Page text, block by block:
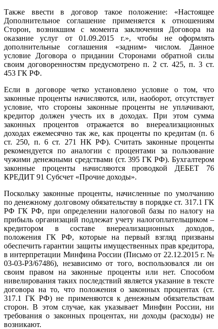
Также ввести в договор такое положение: «Настоящее
Дополнительное соглашение применяется к отношениям
Сторон, возникшим с момента заключения Договора на
оказание услуг от 01.09.2015 г.», чтобы не оформлять
дополнительные соглашения «задним» числом. Данное
условие Договора о придании Сторонами обратной силы
своим договоренностям предусмотрено п. 2 ст. 425, п. 3 ст.
453 ГК РФ.
Если в договоре четко установлено условие о том, что
законные проценты начисляются, или, наоборот, отсутствует
условие, что стороны законные проценты не уплачивают,
кредитор должен учесть их в доходах. При этом сумма
законных процентов отражается во внереализационных
доходах ежемесячно так же, как проценты по кредитам (п. 6
ст. 250, п. 6 ст. 271 НК РФ). Считать законные проценты
рекомендуется по аналогии с процентами за пользование
чужими денежными средствами (ст. 395 ГК РФ). Бухгалтером
законные проценты начисляются проводкой ДЕБЕТ 76
КРЕДИТ 91 Субсчет «Прочие доходы».
Поскольку законные проценты, начисленные по умолчанию
по денежному долговому обязательству в порядке ст. 317.1 ГК
РФ ГК РФ, при определении налоговой базы по налогу на
прибыль организаций подлежат учету налогоплательщиком –
кредитором в составе внереализационных доходов,
положения ГК РФ, которые на первый взгляд призваны
обеспечить гарантии защиты имущественных прав кредитора,
в интерпретации Минфина России (Письмо от 22.12.2015 г. №
03-03-РЗ/67486), независимо от того, воспользовался ли он
своим правом на законные проценты или нет. Способом
нивелирования таких последствий является указание в тексте
договора на то, что положения о законных процентах (ст.
317.1 ГК РФ) не применяются к денежным обязательствам
сторон. В этом случае, как указывает Минфин России, ни
требования о законных процентах, ни доходы (расходы) не
возникают.